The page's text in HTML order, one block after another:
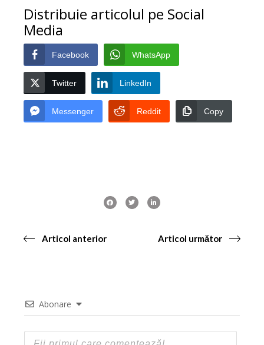
Distribuie articolul pe Social
Media
Facebook WhatsApp
Twitter LinkedIn
Messenger Reddit Copy
Articol anterior Articol următor
Abonare